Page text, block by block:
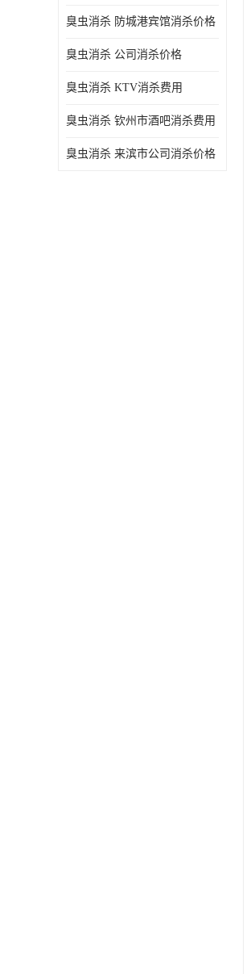
臭虫消杀 防城港宾馆消杀价格
臭虫消杀 公司消杀价格
臭虫消杀 KTV消杀费用
臭虫消杀 钦州市酒吧消杀费用
臭虫消杀 来滨市公司消杀价格